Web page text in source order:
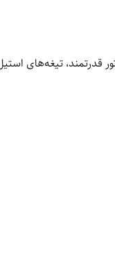
قدرتمند، تیغه‌های